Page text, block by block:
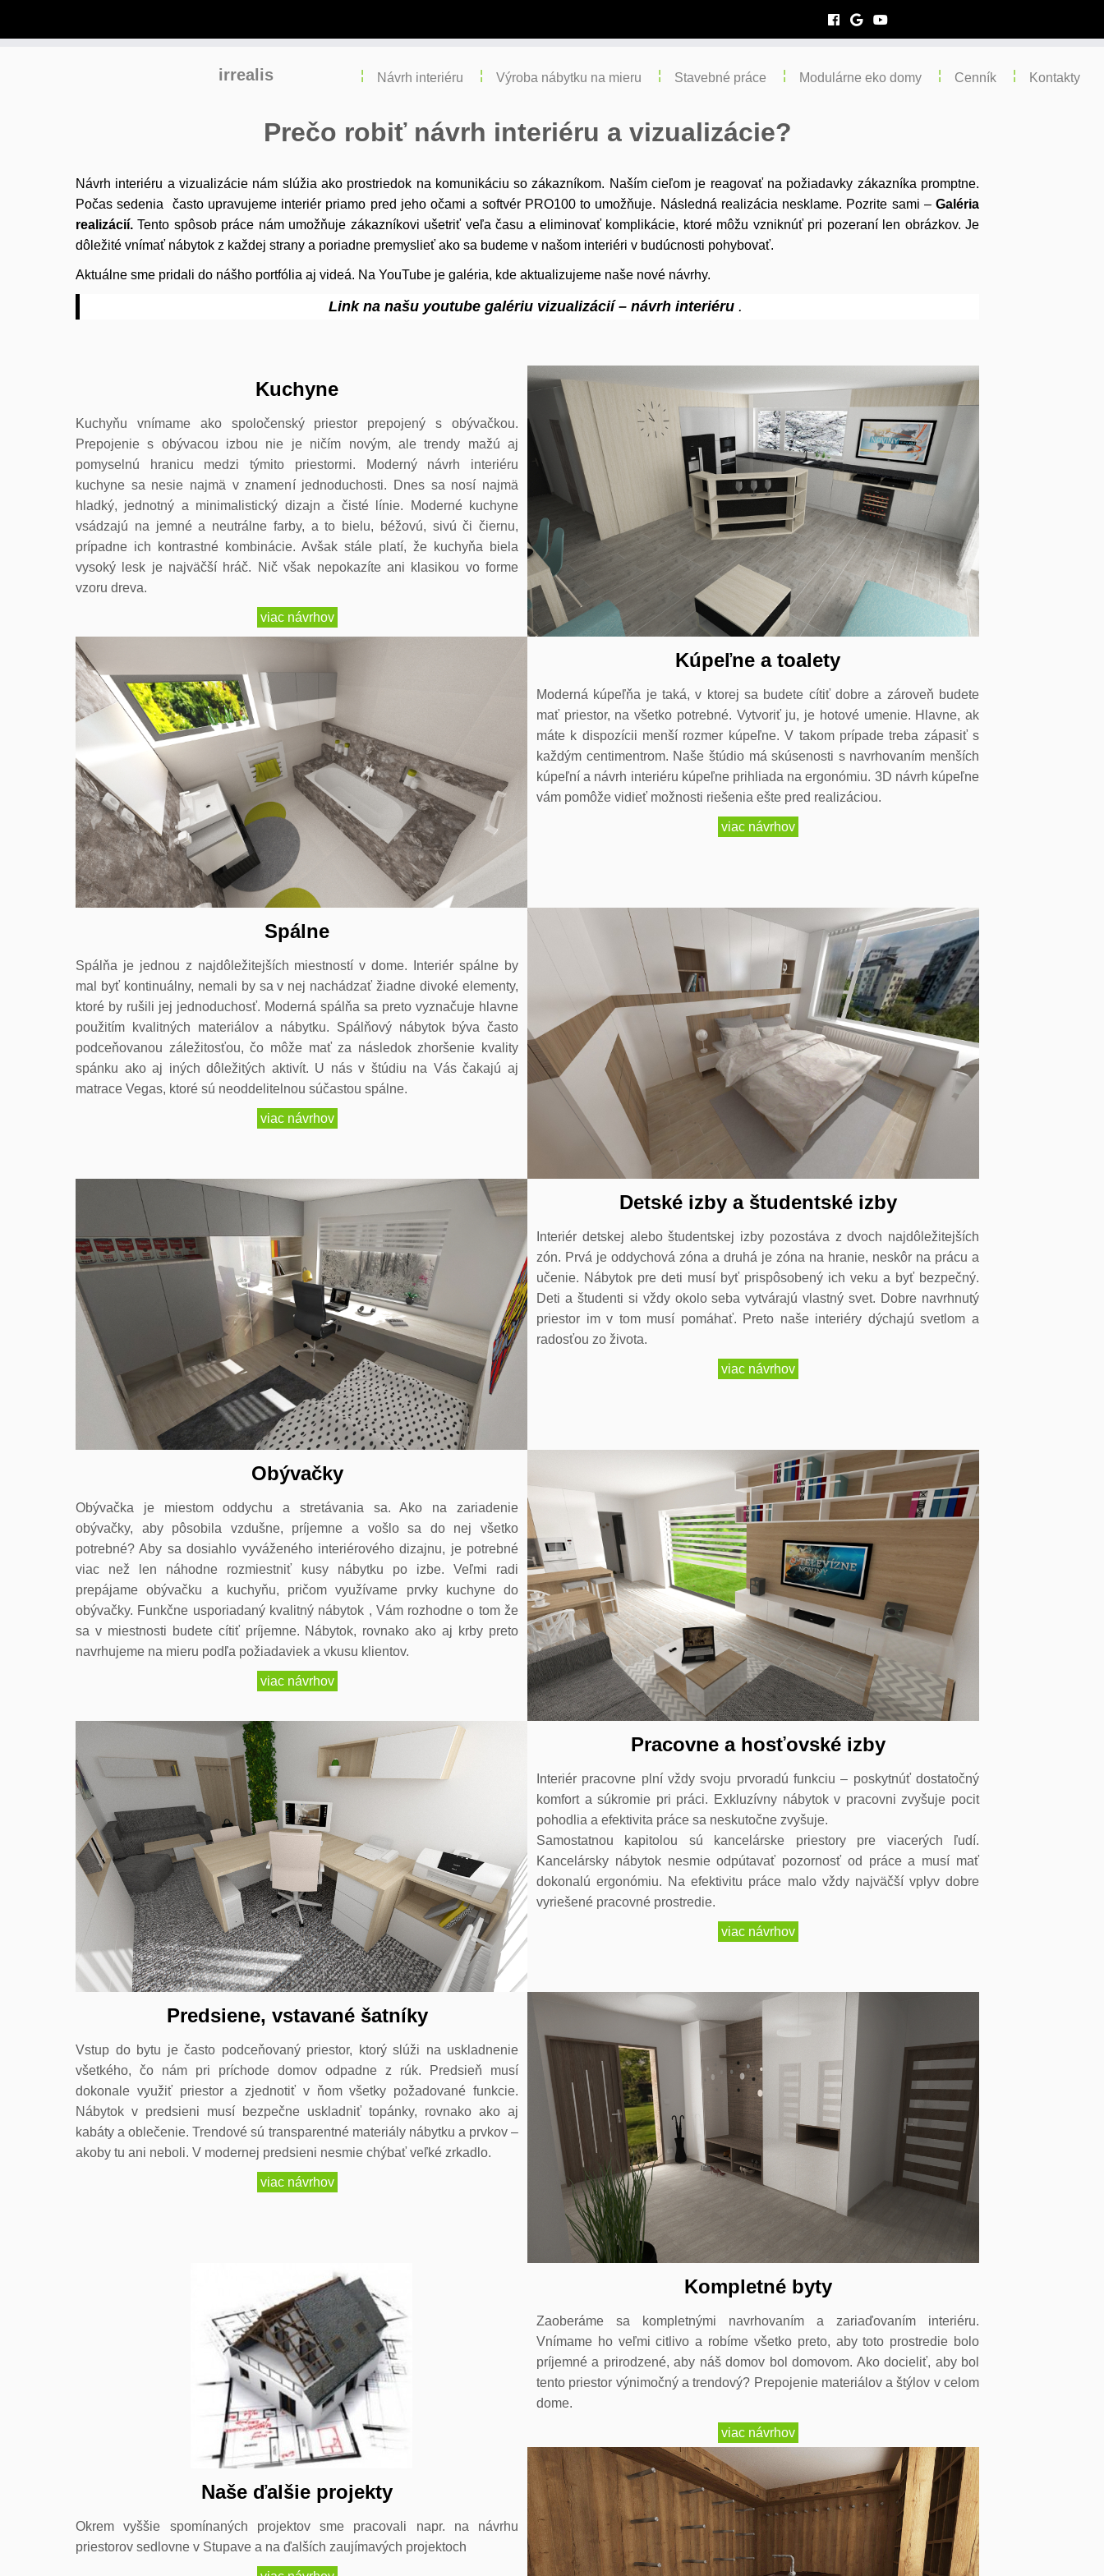
irrealis Návrh interiéru Výroba nábytku na mieru Stavebné práce Modulárne eko domy Cenník Kontakty
Prečo robiť návrh interiéru a vizualizácie?
Návrh interiéru a vizualizácie nám slúžia ako prostriedok na komunikáciu so zákazníkom. Naším cieľom je reagovať na požiadavky zákazníka promptne.
Počas sedenia často upravujeme interiér priamo pred jeho očami a softvér PRO100 to umožňuje. Následná realizácia nesklame. Pozrite sami –Galéria
realizácií. Tento spôsob práce nám umožňuje zákazníkovi ušetriť veľa času a eliminovať komplikácie, ktoré môžu vzniknúť pri pozeraní len obrázkov. Je
dôležité vnímať nábytok z každej strany a poriadne premyslieť ako sa budeme v našom interiéri v budúcnosti pohybovať.
Aktuálne sme pridali do nášho portfólia aj videá. Na YouTube je galéria, kde aktualizujeme naše nové návrhy.
Link na našu youtube galériu vizualizácií – návrh interiéru .
Kuchyne
Kuchyňu vnímame ako spoločenský priestor prepojený s obývačkou.
Prepojenie s obývacou izbou nie je ničím novým, ale trendy mažú aj
pomyselnú hranicu medzi týmito priestormi. Moderný návrh interiéru
kuchyne sa nesie najmä v znamení jednoduchosti. Dnes sa nosí najmä
hladký, jednotný a minimalistický dizajn a čisté línie. Moderné kuchyne
vsádzajú na jemné a neutrálne farby, a to bielu, béžovú, sivú či čiernu,
prípadne ich kontrastné kombinácie. Avšak stále platí, že kuchyňa biela
vysoký lesk je najväčší hráč. Nič však nepokazíte ani klasikou vo forme
vzoru dreva.
viac návrhov
Kúpeľne a toalety
Moderná kúpeľňa je taká, v ktorej sa budete cítiť dobre a zároveň budete
mať priestor, na všetko potrebné. Vytvoriť ju, je hotové umenie. Hlavne, ak
máte k dispozícii menší rozmer kúpeľne. V takom prípade treba zápasiť s
každým centimentrom. Naše štúdio má skúsenosti s navrhovaním menších
kúpeľní a návrh interiéru kúpeľne prihliada na ergonómiu. 3D návrh kúpeľne
vám pomôže vidieť možnosti riešenia ešte pred realizáciou.
viac návrhov
Spálne
Spálňa je jednou z najdôležitejších miestností v dome. Interiér spálne by
mal byť kontinuálny, nemali by sa v nej nachádzať žiadne divoké elementy,
ktoré by rušili jej jednoduchosť. Moderná spálňa sa preto vyznačuje hlavne
použitím kvalitných materiálov a nábytku. Spálňový nábytok býva často
podceňovanou záležitosťou, čo môže mať za následok zhoršenie kvality
spánku ako aj iných dôležitých aktivít. U nás v štúdiu na Vás čakajú aj
matrace Vegas, ktoré sú neoddelitelnou súčastou spálne.
viac návrhov
Detské izby a študentské izby
Interiér detskej alebo študentskej izby pozostáva z dvoch najdôležitejších
zón. Prvá je oddychová zóna a druhá je zóna na hranie, neskôr na prácu a
učenie. Nábytok pre deti musí byť prispôsobený ich veku a byť bezpečný.
Deti a študenti si vždy okolo seba vytvárajú vlastný svet. Dobre navrhnutý
priestor im v tom musí pomáhať. Preto naše interiéry dýchajú svetlom a
radosťou zo života.
viac návrhov
Obývačky
Obývačka je miestom oddychu a stretávania sa. Ako na zariadenie
obývačky, aby pôsobila vzdušne, príjemne a vošlo sa do nej všetko
potrebné? Aby sa dosiahlo vyváženého interiérového dizajnu, je potrebné
viac než len náhodne rozmiestniť kusy nábytku po izbe. Veľmi radi
prepájame obývačku a kuchyňu, pričom využívame prvky kuchyne do
obývačky. Funkčne usporiadaný kvalitný nábytok , Vám rozhodne o tom že
sa v miestnosti budete cítiť príjemne. Nábytok, rovnako ako aj krby preto
navrhujeme na mieru podľa požiadaviek a vkusu klientov.
viac návrhov
Pracovne a hosťovské izby
Interiér pracovne plní vždy svoju prvoradú funkciu – poskytnúť dostatočný
komfort a súkromie pri práci. Exkluzívny nábytok v pracovni zvyšuje pocit
pohodlia a efektivita práce sa neskutočne zvyšuje.
Samostatnou kapitolou sú kancelárske priestory pre viacerých ľudí.
Kancelársky nábytok nesmie odpútavať pozornosť od práce a musí mať
dokonalú ergonómiu. Na efektivitu práce malo vždy najväčší vplyv dobre
vyriešené pracovné prostredie.
viac návrhov
Predsiene, vstavané šatníky
Vstup do bytu je často podceňovaný priestor, ktorý slúži na uskladnenie
všetkého, čo nám pri príchode domov odpadne z rúk. Predsieň musí
dokonale využiť priestor a zjednotiť v ňom všetky požadované funkcie.
Nábytok v predsieni musí bezpečne uskladniť topánky, rovnako ako aj
kabáty a oblečenie. Trendové sú transparentné materiály nábytku a prvkov –
akoby tu ani neboli. V modernej predsieni nesmie chýbať veľké zrkadlo.
viac návrhov
Kompletné byty
Zaoberáme sa kompletnými navrhovaním a zariaďovaním interiéru.
Vnímame ho veľmi citlivo a robíme všetko preto, aby toto prostredie bolo
príjemné a prirodzené, aby náš domov bol domovom. Ako docieliť, aby bol
tento priestor výnimočný a trendový? Prepojenie materiálov a štýlov v celom
dome.
viac návrhov
Naše ďalšie projekty
Okrem vyššie spomínaných projektov sme pracovali napr. na návrhu
priestorov sedlovne v Stupave a na ďalších zaujímavých projektoch